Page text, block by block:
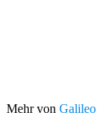
Mehr von Galileo